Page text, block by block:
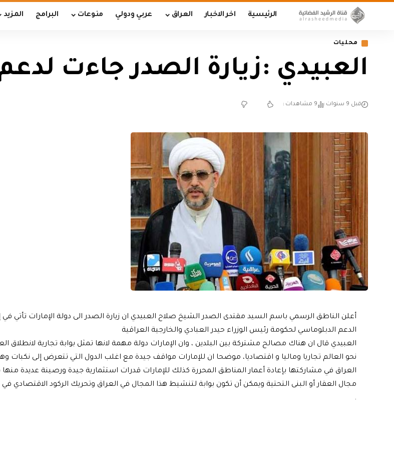
الرئيسية اخر الاخبار العراق عربي ودولي منوعات البرامج المزيد
محليات
العبيدي :زيارة الصدر جاءت
قبل 9 سنوات 9 مشاهدات
أعلن الناطق الرسمي باسم السيد مقتدى الصدر الشيخ صلاح العبيدي ان زيارة الصدر الى دولة الإمارات تأتي في
الدعم الدبلوماسي لحكومة رئيس الوزراء حيدر العبادي والخارجية العراقية
العبيدي قال ان هناك مصالح مشتركة بين البلدين ، وان الإمارات دولة مهمة لانها تمثل بوابة تجارية لانطلاق
نحو العالم تجاريا وماليا و اقتصاديا، موضحا ان للإمارات مواقف جيدة مع اغلب الدول التي تتعرض إلى نكبات
العراق في مشاركتها بإعادة أعمار المناطق المحررة كذلك للإمارات قدرات استثمارية جيدة ورصينة عديدة
مجال العقار أو البنى التحتية ويمكن أن تكون بوابة لتنشيط هذا المجال في العراق وتحريك الركود الاقتصادي في
.